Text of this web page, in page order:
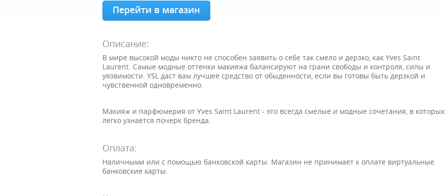
Перейти в магазин
Описание:
В мире высокой моды никто не способен заявить о себе так смело и дерзко, как Yves Saint
Laurent. Самые модные оттенки макияжа балансируют на грани свободы и контроля, силы и
уязвимости. YSL даст вам лучшее средство от обыденности, если вы готовы быть дерзкой и
чувственной одновременно.
Макияж и парфюмерия от Yves Saint Laurent - это всегда смелые и модные сочетания, в которых
легко узнается почерк бренда.
Оплата:
Наличными или с помощью банковской карты. Магазин не принимает к оплате виртуальные
банковские карты.